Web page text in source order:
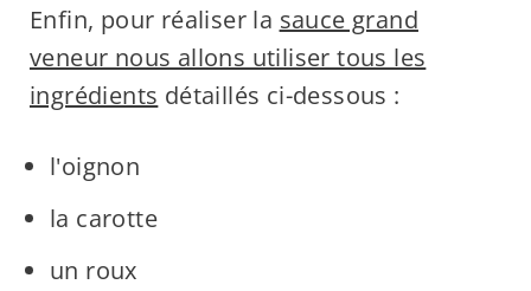
Enfin, pour réaliser la sauce grand
veneur nous allons utiliser tous les
ingrédients détaillés ci-dessous :
l'oignon
la carotte
un roux